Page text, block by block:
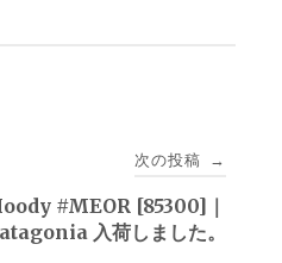
次の投稿 →
#MEOR [85300]｜
入荷しました。